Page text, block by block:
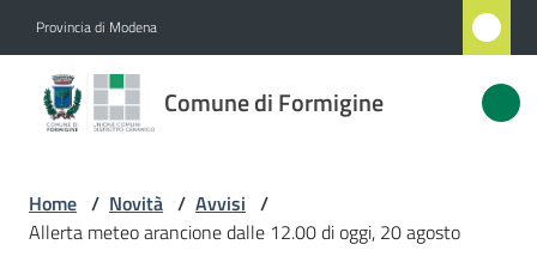
Provincia di Modena
Comune di Formigine
Comune
di
Home / Novità / Avvisi /
Allerta meteo arancione dalle 12.00 di oggi, 20 agosto